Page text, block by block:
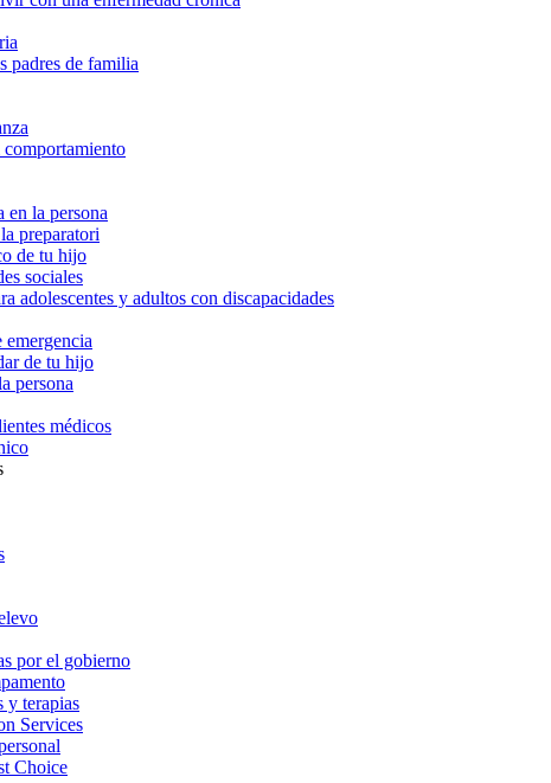
padres de familia
en la persona
preparatori
de tu hijo
sociales
adolescentes y adultos con discapacidades
emergencia
de tu hijo
persona
médicos
por el gobierno
y terapias
Services
Choice